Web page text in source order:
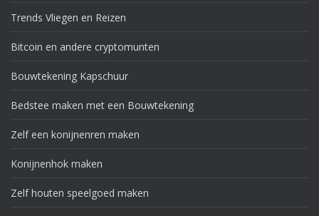
Trends Vliegen en Reizen
Bitcoin en andere cryptomunten
Bouwtekening Kapschuur
Bedstee maken met een Bouwtekening
Zelf een konijnenren maken
Konijnenhok maken
Zelf houten speelgoed maken